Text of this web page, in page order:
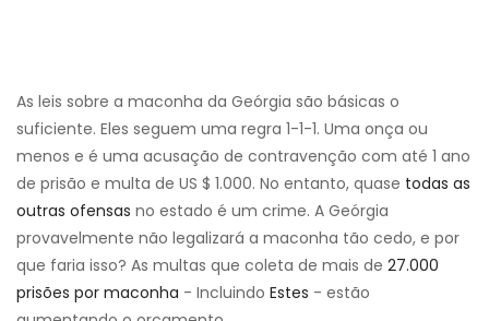
As leis sobre a maconha da Geórgia são básicas o
suficiente. Eles seguem uma regra 1-1-1. Uma onça ou
menos e é uma acusação de contravenção com até 1 ano
de prisão e multa de US $ 1.000. No entanto, quase todas as
outras ofensas no estado é um crime. A Geórgia
provavelmente não legalizará a maconha tão cedo, e por
que faria isso? As multas que coleta de mais de 27.000
prisões por maconha - Incluindo Estes - estão